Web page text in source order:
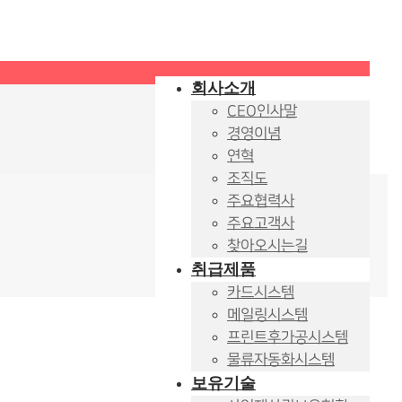
회사소개
CEO인사말
경영이념
연혁
조직도
주요협력사
주요고객사
찾아오시는길
취급제품
카드시스템
메일링시스템
프린트후가공시스템
물류자동화시스템
보유기술